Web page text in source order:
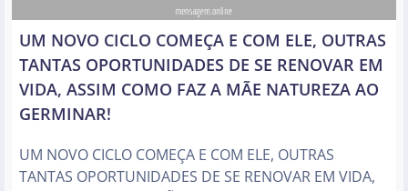
UM NOVO CICLO COMEÇA E COM ELE, OUTRAS
TANTAS OPORTUNIDADES DE SE RENOVAR EM
VIDA, ASSIM COMO FAZ A MÃE NATUREZA AO
GERMINAR!
UM NOVO CICLO COMEÇA E COM ELE, OUTRAS
TANTAS OPORTUNIDADES DE SE RENOVAR EM VIDA,